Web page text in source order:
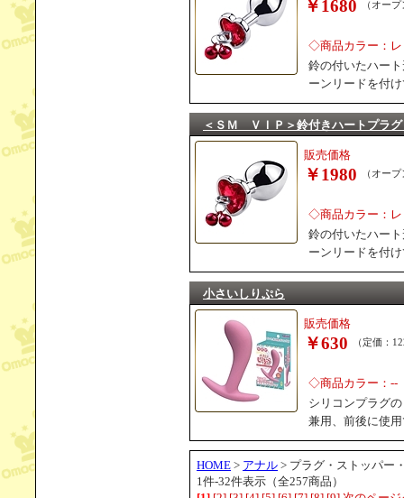
￥1680 （オー
◇商品カラー：レ
鈴の付いたハー
ーンリードを付
＜ＳＭ ＶＩＰ＞鈴付きハートプ
販売価格
￥1980 （オー
◇商品カラー：レ
鈴の付いたハー
ーンリードを付
小さいしりぷら
販売価格
￥630 （定価：
◇商品カラー：--
シリコンプラグ
兼用、前後に使
HOME > アナル > プラグ・ストッパー
1件-32件表示（全257商品）